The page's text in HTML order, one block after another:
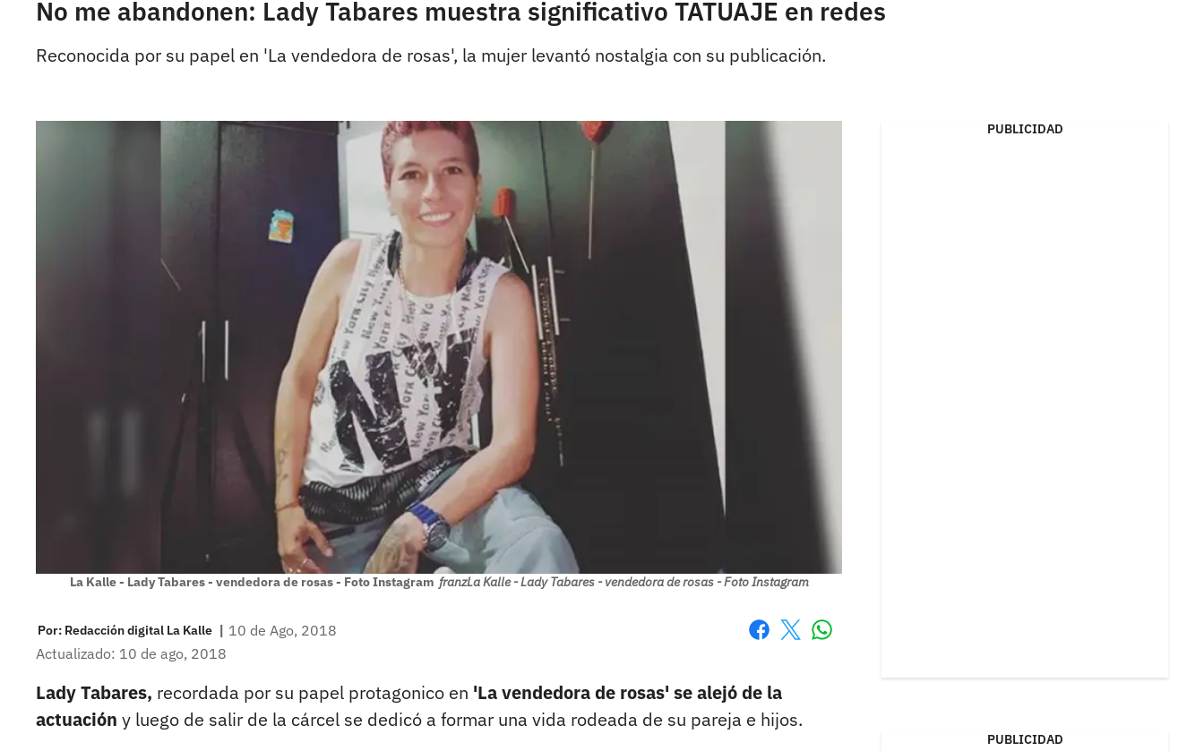
No me abandonen: Lady Tabares muestra significativo TATUAJE en redes
Reconocida por su papel en 'La vendedora de rosas', la mujer levantó nostalgia con su publicación.
La Kalle - Lady Tabares - vendedora de rosas - Foto Instagram franzLa Kalle - Lady Tabares - vendedora de rosas - Foto Instagram
Por: Redacción digital La Kalle | 10 de Ago, 2018
Actualizado: 10 de ago, 2018
Lady Tabares, recordada por su papel protagonico en 'La vendedora de rosas' se alejó de la
actuación y luego de salir de la cárcel se dedicó a formar una vida rodeada de su pareja e hijos.
PUBLICIDAD
PUBLICIDAD